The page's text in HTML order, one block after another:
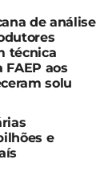
de análise
técnica
aos
solu
e